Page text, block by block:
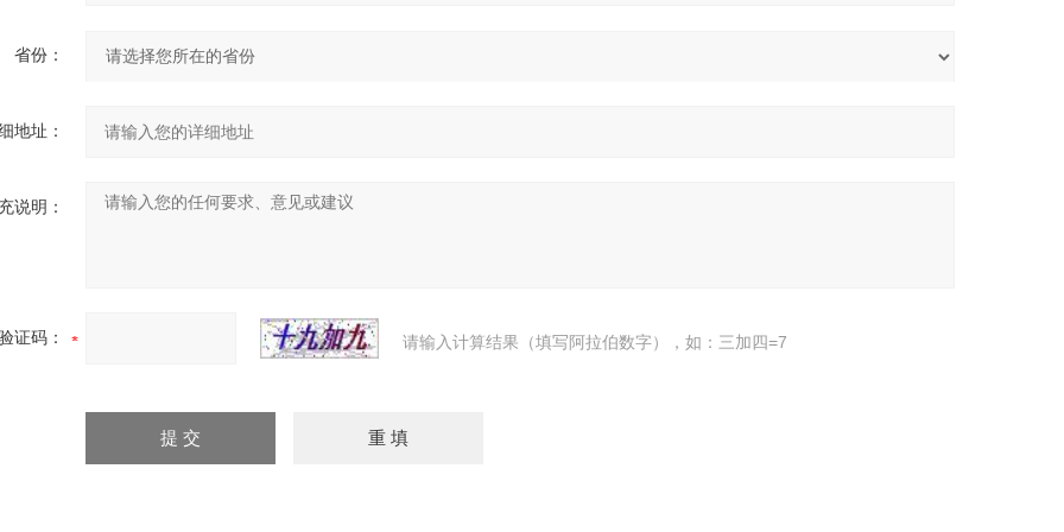
省份：
地址：
说明：
证码： 请输入计算结果（填写阿拉伯数字），如：三加四=7